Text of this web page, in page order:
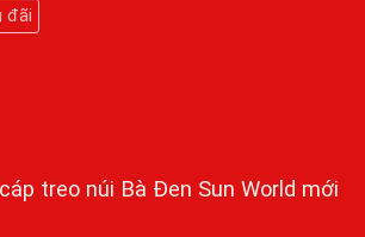
đãi
treo núi Bà Đen Sun World mới